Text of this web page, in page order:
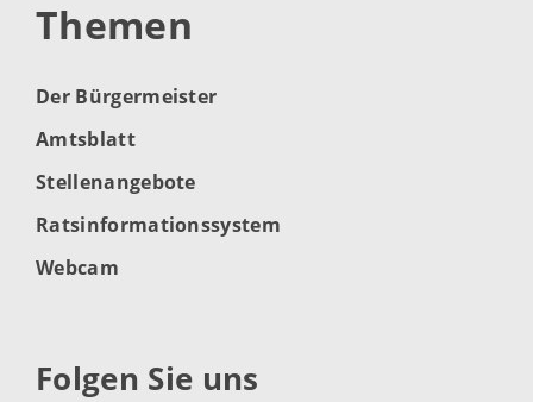
Themen
Der Bürgermeister
Amtsblatt
Stellenangebote
Ratsinformationssystem
Webcam
Folgen Sie uns